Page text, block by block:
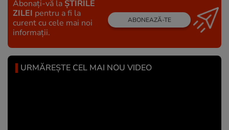
Abonați-vă la ȘTIRILE
ZILEI pentru a fi la
curent cu cele mai noi
informații.
ABONEAZĂ-TE
URMĂREȘTE CEL MAI NOU VIDEO